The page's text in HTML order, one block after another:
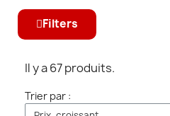
Filters
Il y a 67 produits.
Trier par :